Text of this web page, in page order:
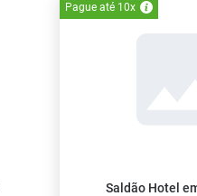
Pague até 10x
Saldão Hotel